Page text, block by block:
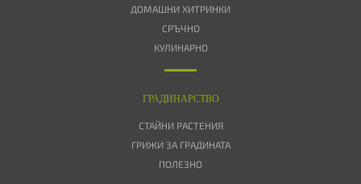
ДОМАШНИ ХИТРИНКИ
СРЪЧНО
КУЛИНАРНО
ГРАДИНАРСТВО
СТАЙНИ РАСТЕНИЯ
ГРИЖИ ЗА ГРАДИНАТА
ПОЛЕЗНО